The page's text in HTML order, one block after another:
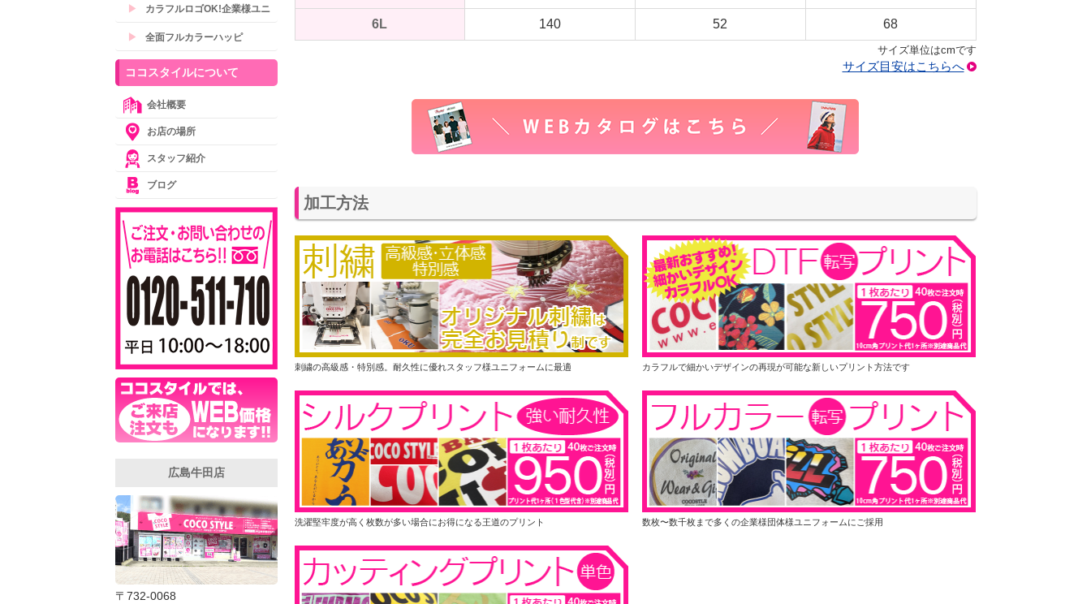
6L 140 52 68
サイズ単位はcmです
サイズ目安はこちらへ
加工方法
刺繍の高級感・特別感。耐久性に優れスタッフ様ユニフォームに最適 カラフルで細かいデザインの再現が可能な新しいプリント方法です
洗濯堅牢度が高く枚数が多い場合にお得になる王道のプリント 数枚〜数千枚まで多くの企業様団体様ユニフォームにご採用
▶ カラフルロゴOK!企業様ユニ
▶ 全面フルカラーハッピ
ココスタイルについて
会社概要
お店の場所
スタッフ紹介
ブログ
広島牛田店
〒732-0068